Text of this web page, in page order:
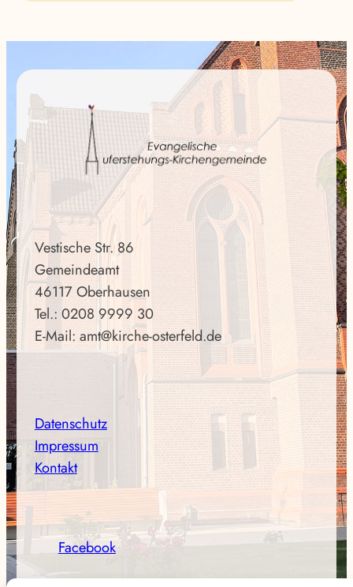
Vestische Str. 86
Gemeindeamt
46117 Oberhausen
Tel.: 0208 9999 30
E-Mail: amt@kirche-osterfeld.de
Datenschutz
Impressum
Kontakt
Facebook